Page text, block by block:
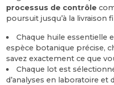
processus de contrôle
poursuit jusqu’à la livraison
Chaque huile essentielle
espèce botanique précise,
savez exactement ce que
Chaque lot est
d’analyses en laboratoire et